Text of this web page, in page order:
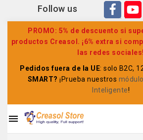
Follow us
PROMO: 5% de descuento si
productos Creasol. ¡6% extra si
las redes sociales!
Pedidos fuera de la UE: solo B2C,
SMART? ¡Prueba nuestros
Inteligente!
